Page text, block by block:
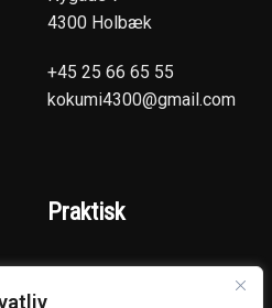
4300 Holbæk
+45 25 66 65 55
kokumi4300@gmail.com
Praktisk